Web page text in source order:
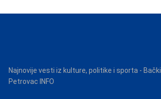
Najnovije vesti iz kulture, politike i sporta - Bački
Petrovac INFO